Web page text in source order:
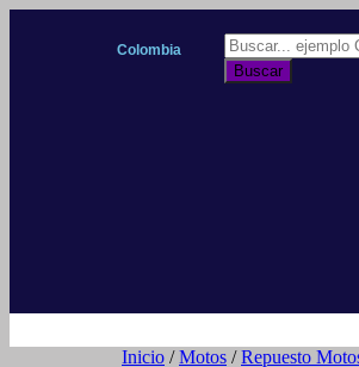
Colombia
Buscar
Inicio /Motos /Repuesto